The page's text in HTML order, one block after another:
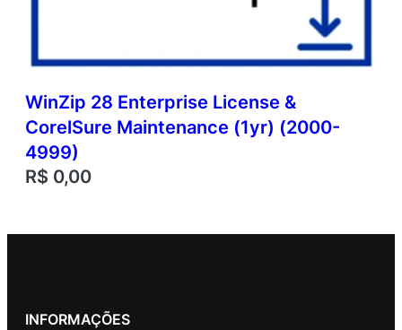
WinZip 28 Enterprise License &
CorelSure Maintenance (1yr) (2000-
4999)
R$ 0,00
INFORMAÇÕES